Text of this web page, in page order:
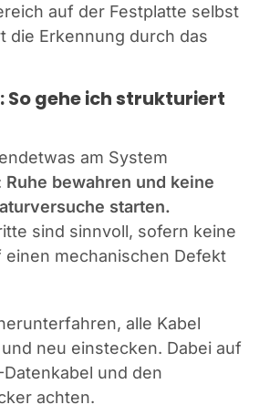
auf der Festplatte selbst
die Erkennung durch das
So gehe ich strukturiert
am System
Ruhe bewahren und keine
starten.
sind sinnvoll, sofern keine
einen mechanischen Defekt
alle Kabel
neu einstecken. Dabei auf
Datenkabel und den
achten.